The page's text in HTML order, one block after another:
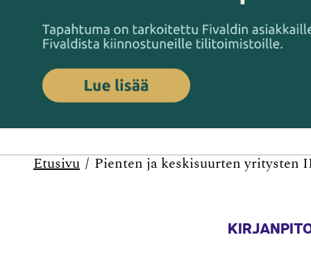
Etusivu Pienten ja keskisuurten yritysten